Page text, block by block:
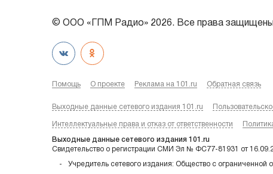
© ООО «ГПМ Радио» 2026. Все права
Помощь О проекте Реклама на 101.ru Обратная связь
Выходные данные сетевого издания 101.ru
Интеллектуальные права и отказ от ответственности
Выходные данные сетевого издания 101.ru
Свидетельство о регистрации СМИ Эл № ФС77-81931 от
Учредитель сетевого издания: Общество с ограниченной